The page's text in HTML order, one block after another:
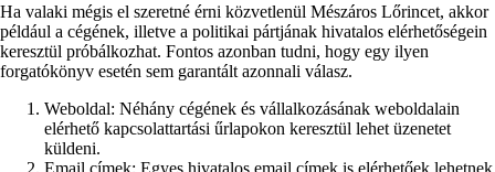
Ha valaki mégis el szeretné érni közvetlenül Mészáros Lőrincet, akkor
például a cégének, illetve a politikai pártjának hivatalos elérhetőségein
keresztül próbálkozhat. Fontos azonban tudni, hogy egy ilyen
forgatókönyv esetén sem garantált azonnali válasz.
Weboldal: Néhány cégének és vállalkozásának weboldalain
elérhető kapcsolattartási űrlapokon keresztül lehet üzenetet
küldeni.
Email címek: Egyes hivatalos email címek is elérhetőek lehetnek